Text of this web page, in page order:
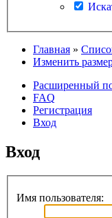
Главная »
Изменить
Расширенный
FAQ
Регистрация
Вход
Вход
Имя пользователя: